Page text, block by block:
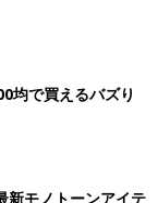
均で買えるバズり
新モノトーンアイテ